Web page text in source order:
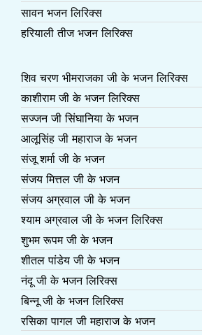
सावन भजन लिरिक्स
हरियाली तीज भजन लिरिक्स
शिव चरण भीमराजका जी के भजन लिरिक्स
काशीराम जी के भजन लिरिक्स
सज्जन जी सिंघानिया के भजन
आलूसिंह जी महाराज के भजन
संजू शर्मा जी के भजन
संजय मित्तल जी के भजन
संजय अग्रवाल जी के भजन
श्याम अग्रवाल जी के भजन लिरिक्स
शुभम रूपम जी के भजन
शीतल पांडेय जी के भजन
नंदू जी के भजन लिरिक्स
बिन्नू जी के भजन लिरिक्स
रसिका पागल जी महाराज के भजन